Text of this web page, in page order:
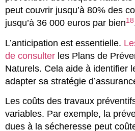
peut couvrir jusqu’à 80% des
jusqu’à 36 000 euros par bien18
L’anticipation est essentielle.
de consulter les Plans de
Naturels. Cela aide à identifier
adapter sa stratégie
Les coûts des travaux
variables. Par exemple, la
dues à la sécheresse peut